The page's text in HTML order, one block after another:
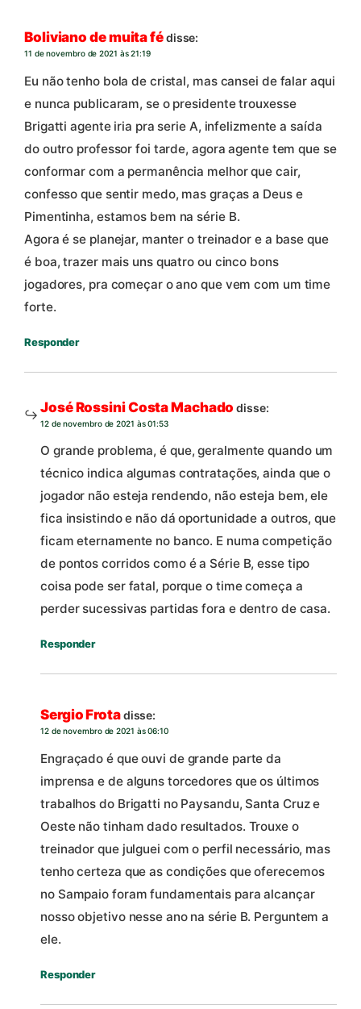
Boliviano de muita fédisse:
11 de novembro de 2021 às 21:19
Eu não tenho bola de cristal, mas cansei de falar aqui
e nunca publicaram, se o presidente trouxesse
Brigatti agente iria pra serie A, infelizmente a saída
do outro professor foi tarde, agora agente tem que se
conformar com a permanência melhor que cair,
confesso que sentir medo, mas graças a Deus e
Pimentinha, estamos bem na série B.
Agora é se planejar, manter o treinador e a base que
é boa, trazer mais uns quatro ou cinco bons
jogadores, pra começar o ano que vem com um time
forte.
Responder
José Rossini Costa Machado disse:
12 de novembro de 2021 às 01:53
O grande problema, é que, geralmente quando um
técnico indica algumas contratações, ainda que o
jogador não esteja rendendo, não esteja bem, ele
fica insistindo e não dá oportunidade a outros, que
ficam eternamente no banco. E numa competição
de pontos corridos como é a Série B, esse tipo
coisa pode ser fatal, porque o time começa a
perder sucessivas partidas fora e dentro de casa.
Responder
Sergio Frotadisse:
12 de novembro de 2021 às 06:10
Engraçado é que ouvi de grande parte da
imprensa e de alguns torcedores que os últimos
trabalhos do Brigatti no Paysandu, Santa Cruz e
Oeste não tinham dado resultados. Trouxe o
treinador que julguei com o perfil necessário, mas
tenho certeza que as condições que oferecemos
no Sampaio foram fundamentais para alcançar
nosso objetivo nesse ano na série B. Perguntem a
ele.
Responder